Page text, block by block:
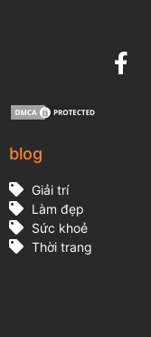
blog
Giải trí
Làm đẹp
Sức khoẻ
Thời trang